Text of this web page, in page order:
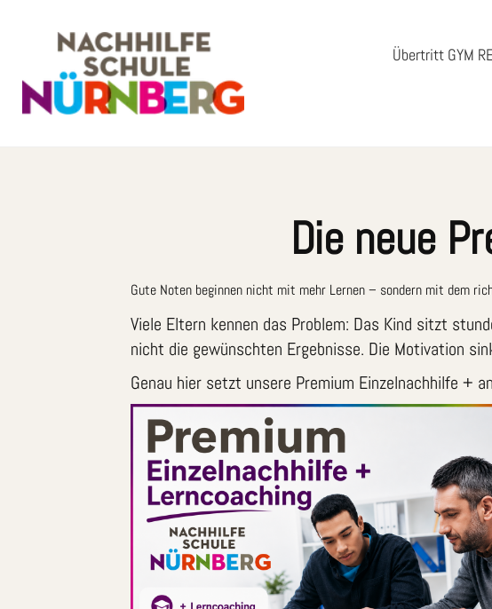
Übertritt GYM
Die neue
Gute Noten beginnen nicht mit mehr Lernen – sondern mit dem
Viele Eltern kennen das Problem: Das Kind sitzt
nicht die gewünschten Ergebnisse. Die Motivation
Genau hier setzt unsere Premium Einzelnachhilfe +